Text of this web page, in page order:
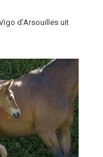
d’Arsouilles uit